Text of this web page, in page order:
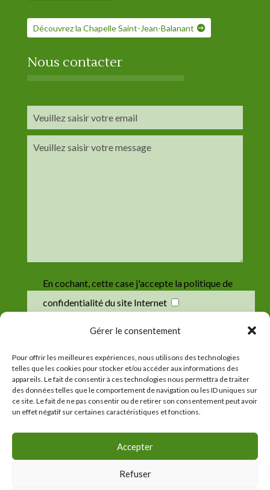
Gérer le consentement
Pour offrir les meilleures expériences, nous utilisons des technologies
telles que les cookies pour stocker et/ou accéder aux informations des
appareils. Le fait de consentir à ces technologies nous permettra de traiter
des données telles que le comportement de navigation ou les ID uniques sur
ce site. Le fait de ne pas consentir ou de retirer son consentement peut avoir
un effet négatif sur certaines caractéristiques et fonctions.
Accepter
Refuser
Découvrez la Chapelle Saint-Jean-Balanant
Nous contacter
En cochant, cette case j'accepte la politique de
confidentialité du site Internet
Chapelle Saint-Jaoua⁃Mentions légales